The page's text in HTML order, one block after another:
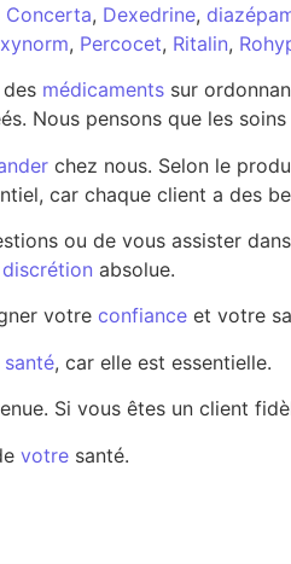
Concerta, Dexedrine,
, Percocet, Ritalin,
des médicaments sur
Nous pensons que les
chez nous. Selon le
car chaque client a des
ou de vous assister
discrétion absolue.
votre confiance et votre
santé, car elle est essentielle.
Si vous êtes un client
votre santé.